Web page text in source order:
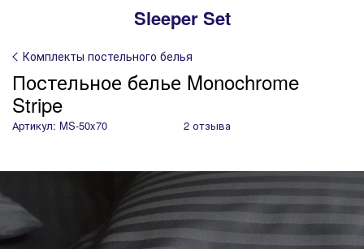
Sleeper Set
Комплекты постельного белья
Постельное белье Monochrome
Stripe
Артикул: MS-50x70 2 отзыва